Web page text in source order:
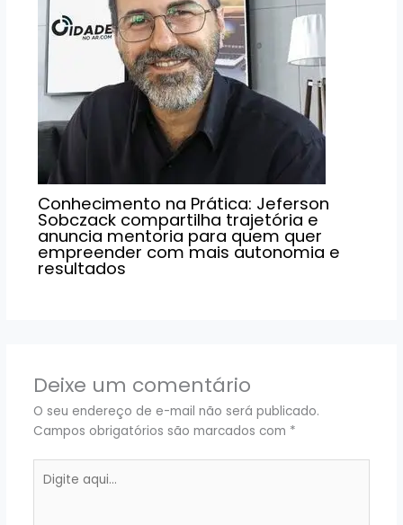
Conhecimento na Prática: Jeferson
Sobczack compartilha trajetória e
anuncia mentoria para quem quer
empreender com mais autonomia e
resultados
Deixe um comentário
O seu endereço de e-mail não será publicado.
Campos obrigatórios são marcados com *
aqui...